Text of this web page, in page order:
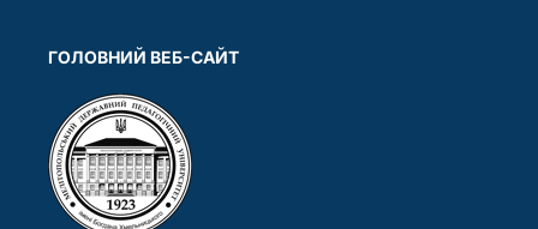
ГОЛОВНИЙ ВЕБ-САЙТ